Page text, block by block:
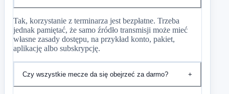
Tak, korzystanie z terminarza jest bezpłatne. Trzeba
jednak pamiętać, że samo źródło transmisji może mieć
własne zasady dostępu, na przykład konto, pakiet,
aplikację albo subskrypcję.
Czy wszystkie mecze da się obejrzeć za darmo? +